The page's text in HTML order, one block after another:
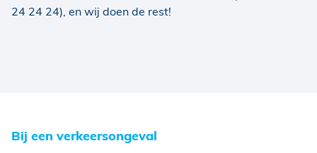
24 24 24), en wij doen de rest!
Bij een verkeersongeval